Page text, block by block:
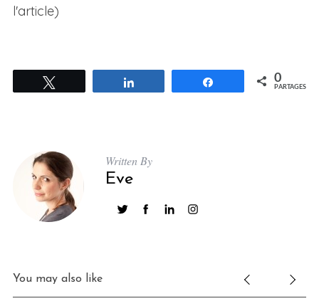
l'article)
Partagez 0
PARTAGES
Written By
Eve
You may also like